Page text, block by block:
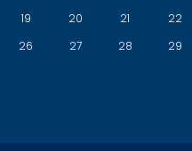
19 20 21 22
26 27 28 29